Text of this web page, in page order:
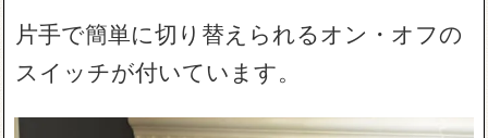
片手で簡単に切り替えられるオン・オフの
スイッチが付いています。